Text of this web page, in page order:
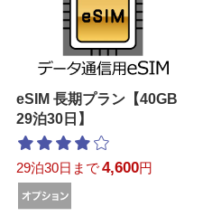
eSIM 長期プラン【40GB
29泊30日】
29泊30日まで4,600円